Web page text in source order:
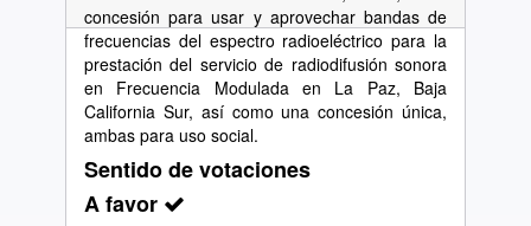
concesión para usar y aprovechar bandas de
frecuencias del espectro radioeléctrico para la
prestación del servicio de radiodifusión sonora
en Frecuencia Modulada en La Paz, Baja
California Sur, así como una concesión única,
ambas para uso social.
Sentido de votaciones
A favor